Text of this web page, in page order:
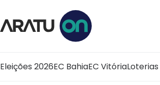
Eleições 2026EC BahiaEC VitóriaLoterias